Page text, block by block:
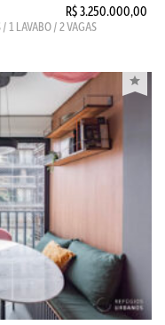
R$ 3.250.000,00
1 LAVABO / 2 VAGAS